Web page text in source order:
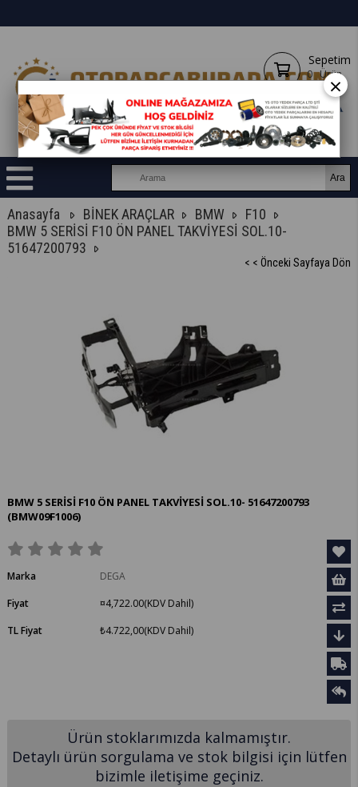
Sepetim
0 Ürün
Anasayfa BİNEK ARAÇLAR BMW
F10
BMW 5 SERİSİ F10 ÖN PANEL TAKVİYESİ SOL.10-
51647200793
< < Önceki Sayfaya Dön
BMW 5 SERİSİ F10 ÖN PANEL TAKVİYESİ SOL.10- 51647200793
(BMW09F1006)
Marka
DEGA
Fiyat
¤4,722.00(KDV Dahil)
TL Fiyat
₺4.722,00(KDV Dahil)
Ürün stoklarımızda kalmamıştır.
Detaylı ürün sorgulama ve stok bilgisi için lütfen
bizimle iletişime geçiniz.
×